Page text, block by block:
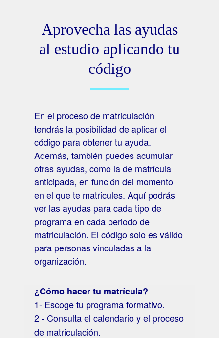
Aprovecha las ayudas
al estudio aplicando tu
código
En el proceso de matriculación
tendrás la posibilidad de aplicar el
código para obtener tu ayuda.
Además, también puedes acumular
otras ayudas, como la de matrícula
anticipada, en función del momento
en el que te matricules. Aquí podrás
ver las ayudas para cada tipo de
programa en cada periodo de
matriculación. El código solo es válido
para personas vinculadas a la
organización.
¿Cómo hacer tu matrícula?
1- Escoge tu programa formativo.
2 - Consulta el calendario y el proceso
de matriculación.